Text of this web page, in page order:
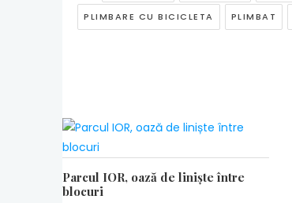
PLIMBARE CU BICICLETA PLIMBAT
Parcul IOR, oază de liniște între
blocuri